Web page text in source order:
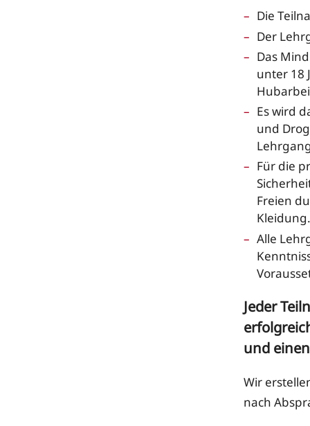
Die
Der
Das
unter 18
Es wird
und
Für die
Freien
Alle
Jeder
und
Wir
nach